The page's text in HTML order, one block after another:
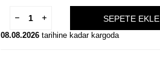
SEPETE EKLE
08.08.2026 tarihine kadar kargoda